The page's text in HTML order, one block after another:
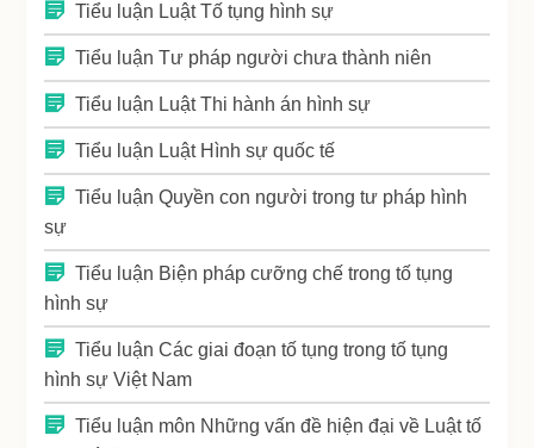
Tiểu luận Luật Tố tụng hình sự
Tiểu luận Tư pháp người chưa thành niên
Tiểu luận Luật Thi hành án hình sự
Tiểu luận Luật Hình sự quốc tế
Tiểu luận Quyền con người trong tư pháp hình
sự
Tiểu luận Biện pháp cưỡng chế trong tố tụng
hình sự
Tiểu luận Các giai đoạn tố tụng trong tố tụng
hình sự Việt Nam
Tiểu luận môn Những vấn đề hiện đại về Luật tố